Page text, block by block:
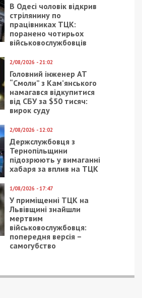
В Одесі чоловік відкрив
стрілянину по
працівниках ТЦК:
поранено чотирьох
військовослужбовців
2/08/2026 - 21:02
Головний інженер АТ
“Смоли” з Кам’янського
намагався відкупитися
від СБУ за $50 тисяч:
вирок суду
2/08/2026 - 12:02
Держслужбовця з
Тернопільщини
підозрюють у вимаганні
хабаря за вплив на ТЦК
1/08/2026 - 17:47
У приміщенні ТЦК на
Львівщині знайшли
мертвим
військовослужбовця:
попередня версія –
самогубство